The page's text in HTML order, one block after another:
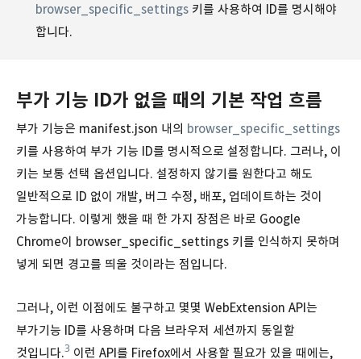
browser_specific_settings 키를 사용하여 ID를 명시해야
합니다.
부가 기능 ID가 없을 때의 기본 작업 흐름
부가 기능은 manifest.json 내의 browser_specific_settings
키를 사용하여 부가 기능 ID를 명시적으로 설정합니다. 그러나, 이
키는 보통 선택 옵션입니다. 설정하지 않기를 원한다고 해도
일반적으로 ID 없이 개발, 버그 수정, 배포, 업데이트하는 것이
가능합니다. 이렇게 했을 때 한 가지 장점은 바로 Google
Chrome이 browser_specific_settings 키를 인식하지 못하며
넣게 되면 경고를 띄울 것이라는 점입니다.
그러나, 이런 이점에도 불구하고 몇몇 WebExtension API는
부가기능 ID를 사용하며 다음 브라우저 세션까지 동일할
것입니다.3 이런 API를 Firefox에서 사용할 필요가 있을 때에는,